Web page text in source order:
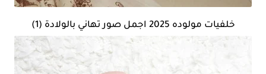
خلفيات مولوده 2025 اجمل صور تهاني بالولادة (1)